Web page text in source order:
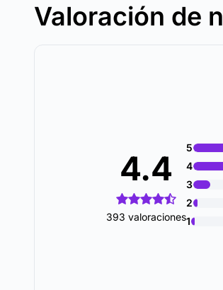
Valoración de
4.4
393 valoraciones
5
4
3
2
1